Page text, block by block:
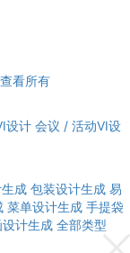
查看所有
设计 会议 / 活动VI设
成 包装设计生成 易
菜单设计生成 手提袋
计生成 全部类型